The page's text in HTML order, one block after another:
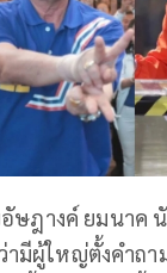
ษฎางค์ ยมนาค
มีผู้ใหญ่ตั้งคำถา